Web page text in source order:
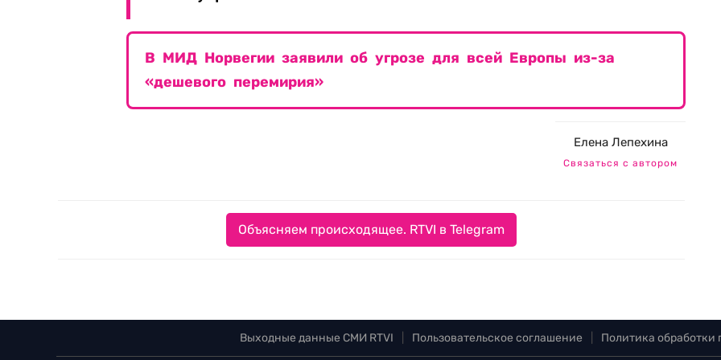
В МИД Норвегии заявили об угрозе для всей Европы из-за
«дешевого перемирия»
Елена Лепехина
Связаться с автором
Объясняем происходящее. RTVI в Telegram
Выходные данные СМИ RTVI Пользовательское соглашение Политика